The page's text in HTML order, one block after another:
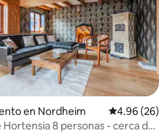
4.94 de 5, 121 reseñas
en Nordheim
4.96 (26)
Hortensia 8 personas - cerca de